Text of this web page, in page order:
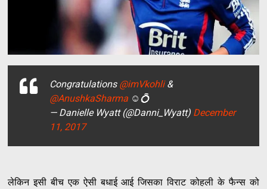
Congratulations @imVkohli&
@AnushkaSharma ☺️💍
— Danielle Wyatt (@Danni_Wyatt) December
11, 2017
लेकिन इसी बीच एक ऐसी बधाई आई जिसका विराट कोहली के फैन्स को